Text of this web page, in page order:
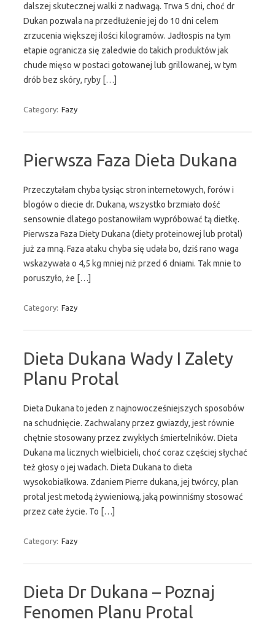
dalszej skutecznej walki z nadwagą. Trwa 5 dni, choć dr
Dukan pozwala na przedłużenie jej do 10 dni celem
zrzucenia większej ilości kilogramów. Jadłospis na tym
etapie ogranicza się zaledwie do takich produktów jak
chude mięso w postaci gotowanej lub grillowanej, w tym
drób bez skóry, ryby […]
Category: Fazy
Pierwsza Faza Dieta Dukana
Przeczytałam chyba tysiąc stron internetowych, forów i
blogów o diecie dr. Dukana, wszystko brzmiało dość
sensownie dlatego postanowiłam wypróbować tą dietkę.
Pierwsza Faza Diety Dukana (diety proteinowej lub protal)
już za mną. Faza ataku chyba się udała bo, dziś rano waga
wskazywała o 4,5 kg mniej niż przed 6 dniami. Tak mnie to
poruszyło, że […]
Category: Fazy
Dieta Dukana Wady I Zalety
Planu Protal
Dieta Dukana to jeden z najnowocześniejszych sposobów
na schudnięcie. Zachwalany przez gwiazdy, jest równie
chętnie stosowany przez zwykłych śmiertelników. Dieta
Dukana ma licznych wielbicieli, choć coraz częściej słychać
też głosy o jej wadach. Dieta Dukana to dieta
wysokobiałkowa. Zdaniem Pierre dukana, jej twórcy, plan
protal jest metodą żywieniową, jaką powinniśmy stosować
przez całe życie. To […]
Category: Fazy
Dieta Dr Dukana – Poznaj
Fenomen Planu Protal